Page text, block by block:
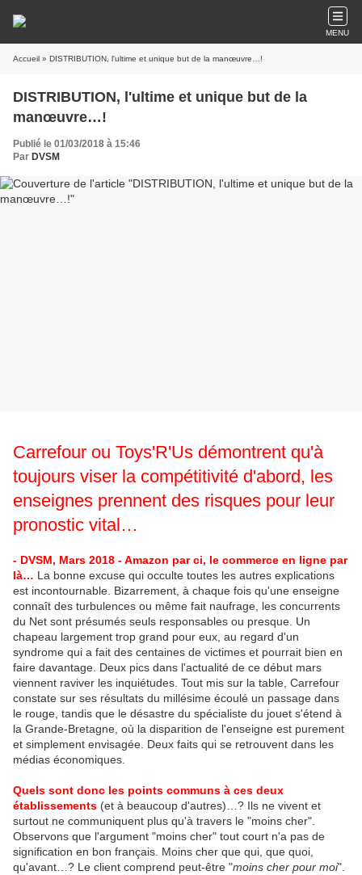
MENU
Accueil » DISTRIBUTION, l'ultime et unique but de la manœuvre…!
DISTRIBUTION, l'ultime et unique but de la
manœuvre…!
Publié le 01/03/2018 à 15:46
Par DVSM
Carrefour ou Toys'R'Us démontrent qu'à
toujours viser la compétitivité d'abord, les
enseignes prennent des risques pour leur
pronostic vital…
- DVSM, Mars 2018 - Amazon par ci, le commerce en ligne par
là… La bonne excuse qui occulte toutes les autres explications
est incontournable. Bizarrement, à chaque fois qu'une enseigne
connaît des turbulences ou même fait naufrage, les concurrents
du Net sont présumés seuls responsables ou presque. Un
chapeau largement trop grand pour eux, au regard d'un
syndrome qui a fait des centaines de victimes et pourrait bien en
faire davantage. Deux pics dans l'actualité de ce début mars
viennent raviver les inquiétudes. Tout mis sur la table, Carrefour
constate sur ses résultats du millésime écoulé un passage dans
le rouge, tandis que le désastre du spécialiste du jouet s'étend à
la Grande-Bretagne, où la disparition de l'enseigne est purement
et simplement envisagée. Deux faits qui se retrouvent dans les
médias économiques.
Quels sont donc les points communs à ces deux
établissements (et à beaucoup d'autres)…? Ils ne vivent et
surtout ne communiquent plus qu'à travers le "moins cher".
Observons que l'argument "moins cher" tout court n'a pas de
signification en bon français. Moins cher que qui, que quoi,
qu'avant…? Le client comprend peut-être "moins cher pour moi".